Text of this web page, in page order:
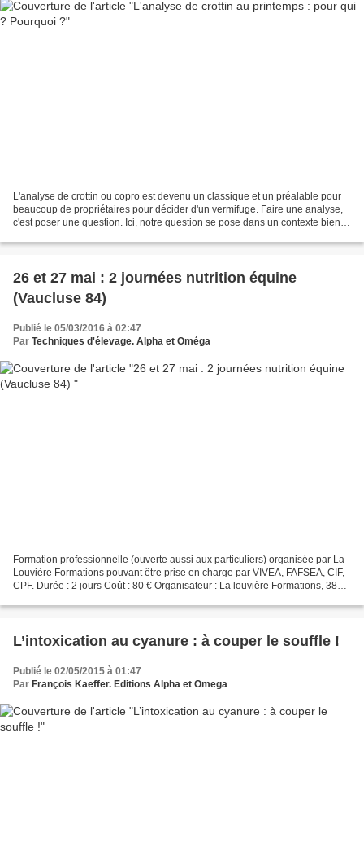
L'analyse de crottin ou copro est devenu un classique et un préalable pour
beaucoup de propriétaires pour décider d'un vermifuge. Faire une analyse,
c'est poser une question. Ici, notre question se pose dans un contexte bien
26 et 27 mai : 2 journées nutrition équine
(Vaucluse 84)
Publié le 05/03/2016 à 02:47
Par Techniques d'élevage. Alpha et Oméga
Formation professionnelle (ouverte aussi aux particuliers) organisée par La
Louvière Formations pouvant être prise en charge par VIVEA, FAFSEA, CIF,
CPF. Durée : 2 jours Coût : 80 € Organisateur : La louvière Formations, 385
L’intoxication au cyanure : à couper le souffle !
Publié le 02/05/2015 à 01:47
Par François Kaeffer. Editions Alpha et Omega